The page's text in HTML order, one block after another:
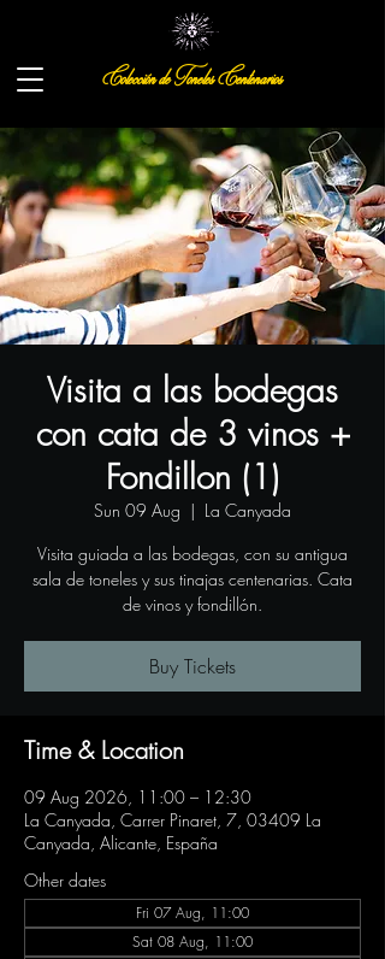
Colección de Toneles Centenarios
Visita a las bodegas
con cata de 3 vinos +
Fondillon (1)
Sun 09 Aug
  |
La Canyada
Visita guiada a las bodegas, con su antigua
sala de toneles y sus tinajas centenarias. Cata
de vinos y fondillón.
Buy Tickets
Time & Location
09 Aug 2026, 11:00 – 12:30
La Canyada, Carrer Pinaret, 7, 03409 La
Canyada, Alicante, España
Other dates
Fri 07 Aug, 11:00
Sat 08 Aug, 11:00